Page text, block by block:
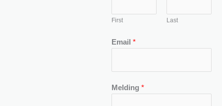
First Last
Email *
Melding *